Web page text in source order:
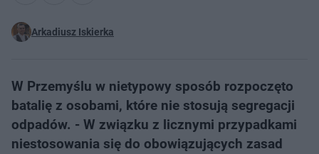
Arkadiusz Iskierka
W Przemyślu w nietypowy sposób rozpoczęto
batalię z osobami, które nie stosują segregacji
odpadów. - W związku z licznymi przypadkami
niestosowania się do obowiązujących zasad